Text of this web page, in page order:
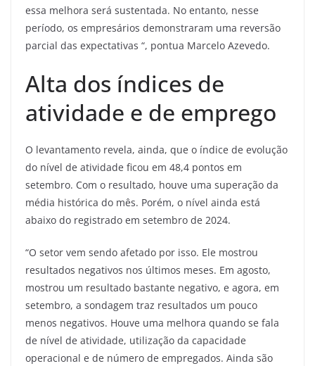
essa melhora será sustentada. No entanto, nesse
período, os empresários demonstraram uma reversão
parcial das expectativas “, pontua Marcelo Azevedo.
Alta dos índices de
atividade e de emprego
O levantamento revela, ainda, que o índice de evolução
do nível de atividade ficou em 48,4 pontos em
setembro. Com o resultado, houve uma superação da
média histórica do mês. Porém, o nível ainda está
abaixo do registrado em setembro de 2024.
“O setor vem sendo afetado por isso. Ele mostrou
resultados negativos nos últimos meses. Em agosto,
mostrou um resultado bastante negativo, e agora, em
setembro, a sondagem traz resultados um pouco
menos negativos. Houve uma melhora quando se fala
de nível de atividade, utilização da capacidade
operacional e de número de empregados. Ainda são